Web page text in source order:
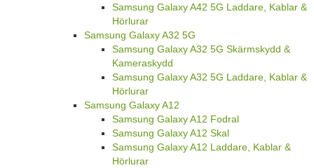
Samsung Galaxy A42 5G Laddare, Kablar &
Hörlurar
Samsung Galaxy A32 5G
Samsung Galaxy A32 5G Skärmskydd &
Kameraskydd
Samsung Galaxy A32 5G Laddare, Kablar &
Hörlurar
Samsung Galaxy A12
Samsung Galaxy A12 Fodral
Samsung Galaxy A12 Skal
Samsung Galaxy A12 Laddare, Kablar &
Hörlurar